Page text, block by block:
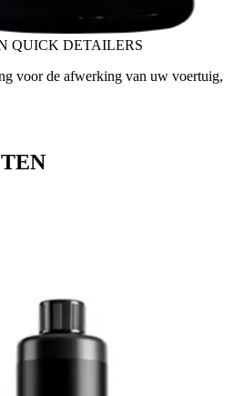
QUICK DETAILERS
voor de afwerking van uw voertuig,